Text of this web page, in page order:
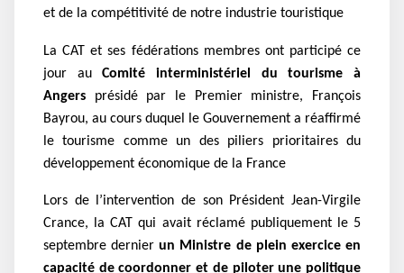
et de la compétitivité de notre industrie touristique
La CAT et ses fédérations membres ont participé ce
jour auComité interministériel du tourisme à
Angers présidé par le Premier ministre, François
Bayrou, au cours duquel le Gouvernement a réaffirmé
le tourisme comme un des piliers prioritaires du
développement économique de la France
Lors de l’intervention de son Président Jean-Virgile
Crance, la CAT qui avait réclamé publiquement le 5
septembre dernierun Ministre de plein exercice en
capacité de coordonner et de piloter une politique